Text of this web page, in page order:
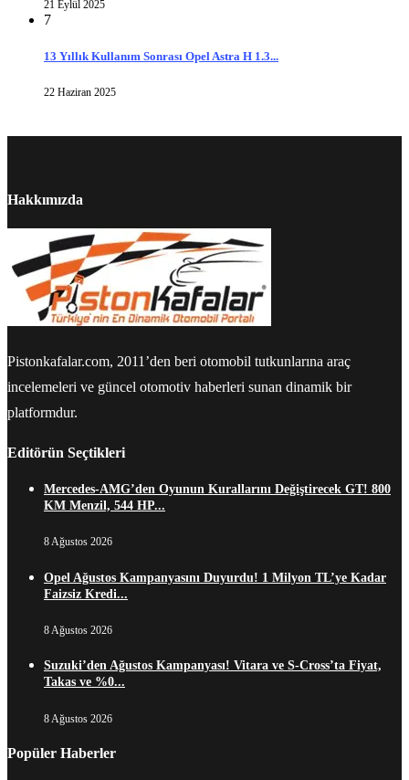
21 Eylül 2025
7
13 Yıllık Kullanım Sonrası Opel Astra H 1.3...
22 Haziran 2025
Hakkımızda
Pistonkafalar.com, 2011’den beri otomobil tutkunlarına araç
incelemeleri ve güncel otomotiv haberleri sunan dinamik bir
platformdur.
Editörün Seçtikleri
Mercedes-AMG’den Oyunun Kurallarını Değiştirecek GT! 800
KM Menzil, 544 HP...
8 Ağustos 2026
Opel Ağustos Kampanyasını Duyurdu! 1 Milyon TL’ye Kadar
Faizsiz Kredi...
8 Ağustos 2026
Suzuki’den Ağustos Kampanyası! Vitara ve S-Cross’ta Fiyat,
Takas ve %0...
8 Ağustos 2026
Popüler Haberler